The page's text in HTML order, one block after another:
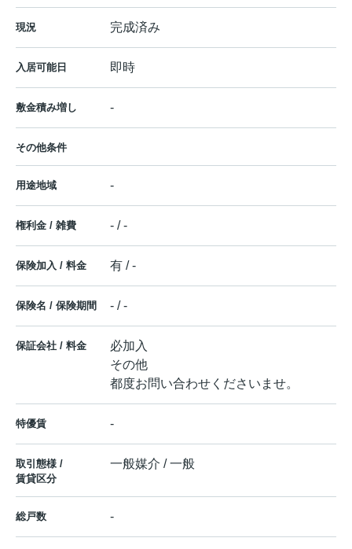
現況 完成済み
入居可能日 即時
敷金積み増し -
その他条件
用途地域 -
権利金 / 雑費 - / -
保険加入 / 料金 有 / -
保険名 / 保険期間 - / -
保証会社 / 料金
必加入
その他
都度お問い合わせくださいませ。
特優賃 -
取引態様 /
賃貸区分
一般媒介 / 一般
総戸数 -